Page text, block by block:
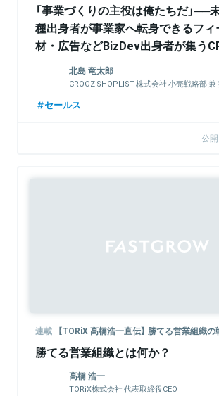
「事業づくりの主役は俺たちだ」──
種出身者が事業家へ転身できるフ
材・広告などBizDev出身者が集う
SHOPLISTの“営業職”とは
北島 竜太郎
CROOZ SHOPLIST 株式会社 小売戦略部
セールス
公
連載 【TORiX 高橋浩一直伝】 勝てる営業組織
勝てる営業組織とは何か？
高橋 浩一
TORiX株式会社 代表取締役CEO